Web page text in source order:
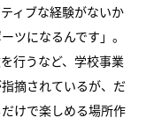
ィブな経験がないか
ツになるんです」。
行うなど、学校事業
摘されているが、だ
けで楽しめる場所作